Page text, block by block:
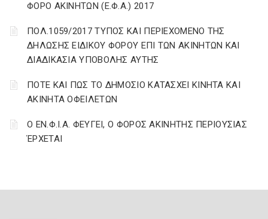
ΦΟΡΟ ΑΚΙΝΗΤΩΝ (Ε.Φ.Α.) 2017
ΠΟΛ.1059/2017 ΤΥΠΟΣ ΚΑΙ ΠΕΡΙΕΧΟΜΕΝΟ ΤΗΣ
ΔΗΛΩΣΗΣ ΕΙΔΙΚΟΥ ΦΟΡΟΥ ΕΠΙ ΤΩΝ ΑΚΙΝΗΤΩΝ ΚΑΙ
ΔΙΑΔΙΚΑΣΙΑ ΥΠΟΒΟΛΗΣ ΑΥΤΗΣ
ΠΟΤΕ ΚΑΙ ΠΩΣ ΤΟ ΔΗΜΟΣΙΟ ΚΑΤΑΣΧΕΙ ΚΙΝΗΤΑ ΚΑΙ
ΑΚΙΝΗΤΑ ΟΦΕΙΛΕΤΩΝ
Ο ΕΝ.Φ.Ι.Α. ΦΕΥΓΕΙ, Ο ΦΟΡΟΣ ΑΚΙΝΗΤΗΣ ΠΕΡΙΟΥΣΙΑΣ
ΈΡΧΕΤΑΙ